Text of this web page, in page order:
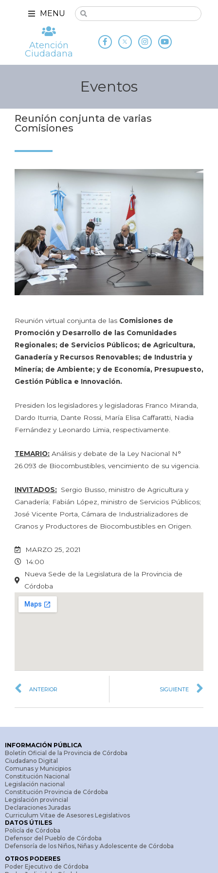
MENU
Atención
Ciudadana
Eventos
Reunión conjunta de varias
Comisiones
Reunión virtual conjunta de las Comisiones de
Promoción y Desarrollo de las Comunidades
Regionales; de Servicios Públicos; de Agricultura,
Ganadería y Recursos Renovables; de Industria y
Minería; de Ambiente; y de Economía, Presupuesto,
Gestión Pública e Innovación.
Presiden los legisladores y legisladoras Franco Miranda,
Dardo Iturria, Dante Rossi, María Elisa Caffaratti, Nadia
Fernández y Leonardo Limia, respectivamente.
TEMARIO: Análisis y debate de la Ley Nacional N°
26.093 de Biocombustibles, vencimiento de su vigencia.
INVITADOS:
Sergio Busso, ministro de Agricultura y
Ganadería; Fabián López, ministro de Servicios Públicos;
José Vicente Porta, Cámara de Industrializadores de
Granos y Productores de Biocombustibles en Origen.
MARZO 25, 2021
14:00
Nueva Sede de la Legislatura de la Provincia de
Córdoba
ANTERIOR SIGUIENTE
INFORMACIÓN PÚBLICA
Boletín Oficial de la Provincia de Córdoba
Ciudadano Digital
Comunas y Municipios
Constitución Nacional
Legislación nacional
Constitución Provincia de Córdoba
Legislación provincial
Declaraciones Juradas
Curriculum Vitae de Asesores Legislativos
DATOS ÚTILES
Policía de Córdoba
Defensor del Pueblo de Córdoba
Defensoría de los Niños, Niñas y Adolescente de Córdoba
OTROS PODERES
Poder Ejecutivo de Córdoba